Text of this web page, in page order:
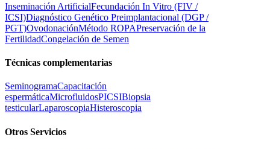
Inseminación ArtificialFecundación In Vitro (FIV /
ICSI)Diagnóstico Genético Preimplantacional (DGP /
PGT)OvodonaciónMétodo ROPAPreservación de la
FertilidadCongelación de Semen
Técnicas complementarias
SeminogramaCapacitación
espermáticaMicrofluidosPICSIBiopsia
testicularLaparoscopiaHisteroscopia
Otros Servicios